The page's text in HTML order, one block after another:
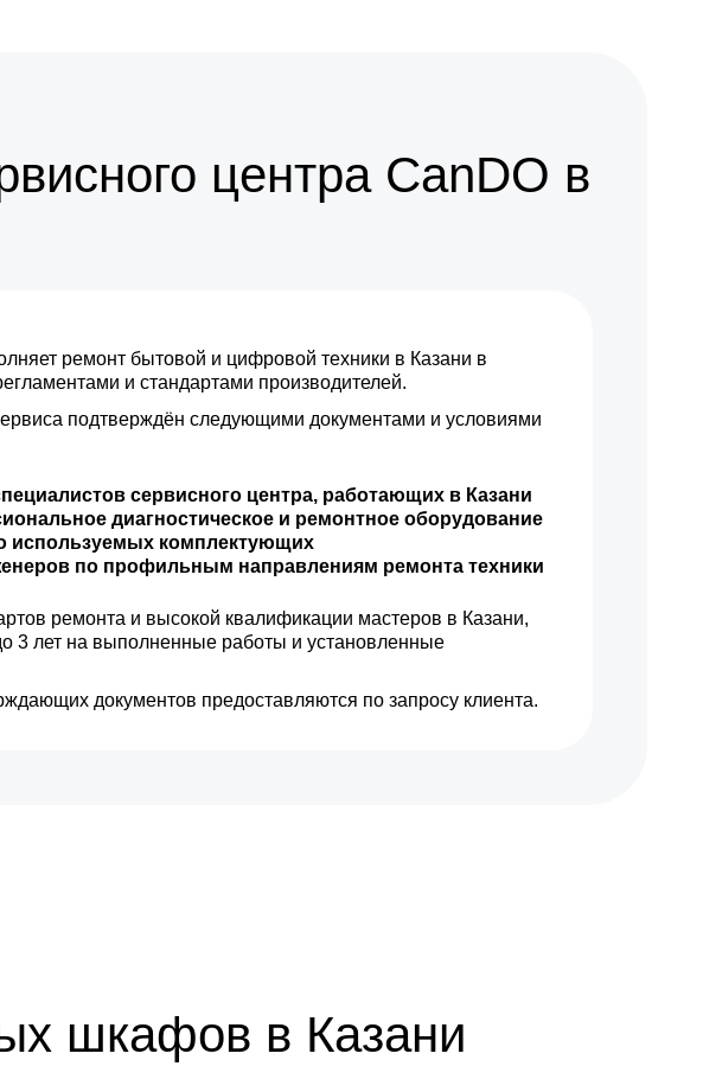
центра CanDO в
ремонт бытовой и цифровой техники в Казани в
и стандартами производителей.
подтверждён следующими документами и условиями
сервисного центра, работающих в Казани
диагностическое и ремонтное оборудование
используемых комплектующих
по профильным направлениям ремонта техники
ремонта и высокой квалификации мастеров в Казани,
3 лет на выполненные работы и установленные
документов предоставляются по запросу клиента.
шкафов в Казани